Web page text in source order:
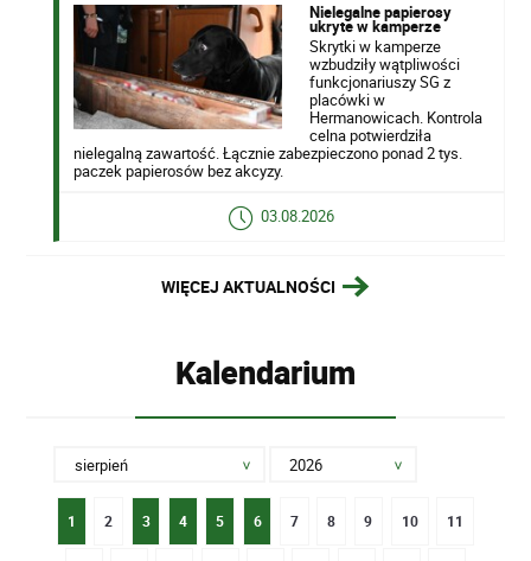
Nielegalne papierosy
ukryte w kamperze
Skrytki w kamperze
wzbudziły wątpliwości
funkcjonariuszy SG z
placówki w
Hermanowicach. Kontrola
celna potwierdziła
nielegalną zawartość. Łącznie zabezpieczono ponad 2 tys.
paczek papierosów bez akcyzy.
03.08.2026
WIĘCEJ AKTUALNOŚCI
Kalendarium
1 2 3 4 5 6 7 8 9 10 11